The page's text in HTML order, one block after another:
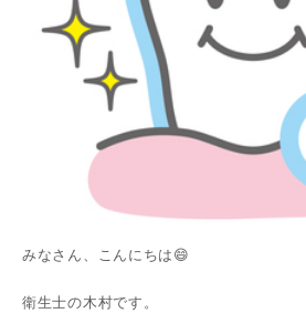
みなさん、こんにちは😄
衛生士の木村です。